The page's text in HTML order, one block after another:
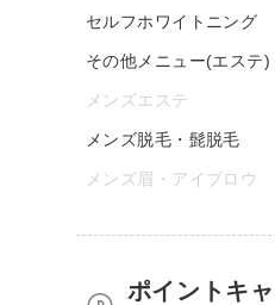
セルフホワイトニング
その他メニュー(エステ)
メンズエステ
メンズ脱毛・髭脱毛
メンズ眉・アイブロウ
ポイントキ